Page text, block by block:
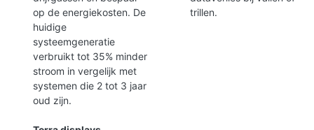
op de energiekosten. De
huidige
systeemgeneratie
verbruikt tot 35% minder
stroom in vergelijk met
systemen die 2 tot 3 jaar
oud zijn.
trillen.